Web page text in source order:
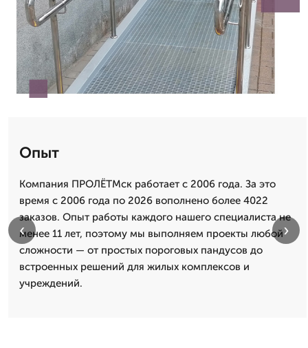
Опыт
Компания ПРОЛЁТМск работает с 2006 года. За это
время с 2006 года по 2026 вополнено более 4022
заказов. Опыт работы каждого нашего специалиста не
менее 11 лет, поэтому мы выполняем проекты любой
сложности — от простых пороговых пандусов до
встроенных решений для жилых комплексов и
учреждений.
‹ ›